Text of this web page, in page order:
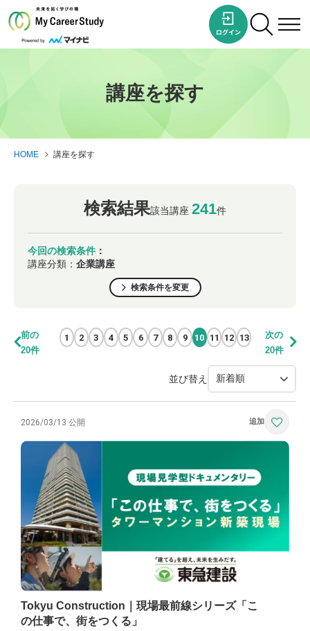
講座を探す
HOME 講座を探す
検索結果該当講座 241件
今回の検索条件 ：
講座分類： 企業講座
検索条件を変更
前の
20件
1 2 3 4 5 6 7 8 9 10 11 12 13
次の
20件
並び替え
2026/03/13 公開
Tokyu Construction｜現場最前線シリーズ「こ
の仕事で、街をつくる」